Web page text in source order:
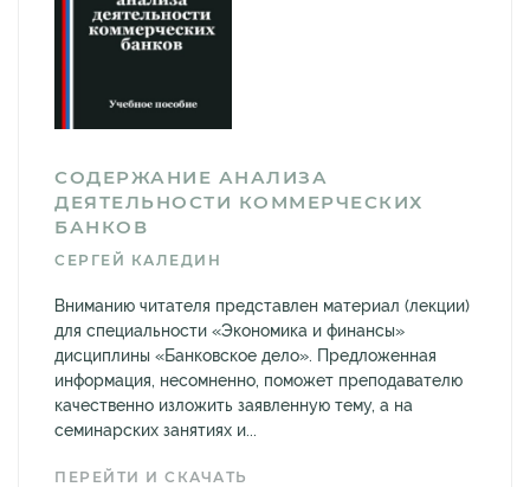
СОДЕРЖАНИЕ АНАЛИЗА
ДЕЯТЕЛЬНОСТИ КОММЕРЧЕСКИХ
БАНКОВ
СЕРГЕЙ КАЛЕДИН
Вниманию читателя представлен материал (лекции)
для специальности «Экономика и финансы»
дисциплины «Банковское дело». Предложенная
информация, несомненно, поможет преподавателю
качественно изложить заявленную тему, а на
семинарских занятиях и...
ПЕРЕЙТИ И СКАЧАТЬ